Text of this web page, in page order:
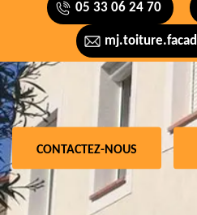
05 33 06 24 70
CONTACTEZ-NOUS